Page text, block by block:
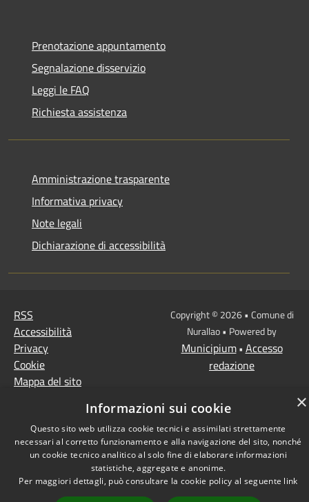
Prenotazione appuntamento
Segnalazione disservizio
Leggi le FAQ
Richiesta assistenza
Amministrazione trasparente
Informativa privacy
Note legali
Dichiarazione di accessibilità
RSS
Accessibilità
Privacy
Cookie
Mappa del sito
Copyright © 2026 • Comune di
Nurallao • Powered by
Municipium• Accesso
redazione
×
Informazioni sui cookie
Questo sito web utilizza cookie tecnici e assimilati strettamente
necessari al corretto funzionamento e alla navigazione del sito, nonché
un cookie tecnico analitico al solo fine di elaborare informazioni
statistiche, aggregate e anonime.
Per maggiori dettagli, può consultare la cookie policy al seguente link